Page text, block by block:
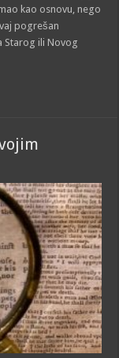
kao os­novu, nego
pogrešan
Starog ili Novog